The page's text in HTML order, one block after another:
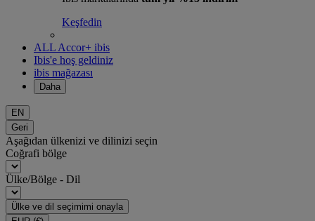
Keşfedin
ALL Accor+ ibis
Ibis'e hoş geldiniz
ibis mağazası
Daha
EN
Geri
Aşağıdan ülkenizi ve dilinizi seçin
Coğrafi bölge
Ülke/Bölge - Dil
Ülke ve dil seçimimi onayla